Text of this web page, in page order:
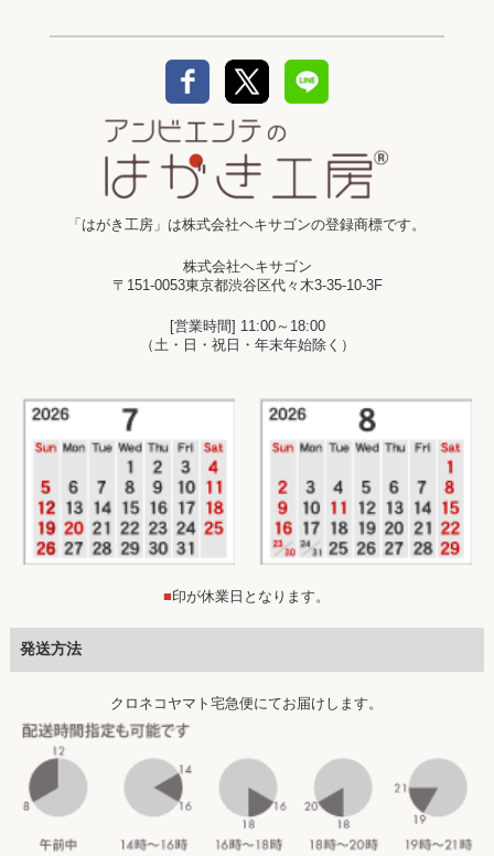
「はがき工房」は株式会社ヘキサゴンの登録商標です。
株式会社ヘキサゴン
〒151-0053東京都渋谷区代々木3-35-10-3F
[営業時間] 11:00～18:00
（土・日・祝日・年末年始除く）
■印が休業日となります。
発送方法
クロネコヤマト宅急便にてお届けします。